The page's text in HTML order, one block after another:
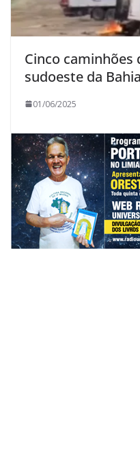
Cinco caminhões
sudoeste da Bahia
01/06/2025